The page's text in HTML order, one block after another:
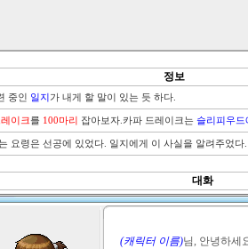
정보
중인 일지가 내게 할 말이 있는 듯 하다.
이크를 100마리 잡아보자.카파 드레이크는 슬리피우드
요령은 선공에 있었다. 일지에게 이 사실을 알려주었다.
대화
(캐릭터 이름)님, 안녕하세